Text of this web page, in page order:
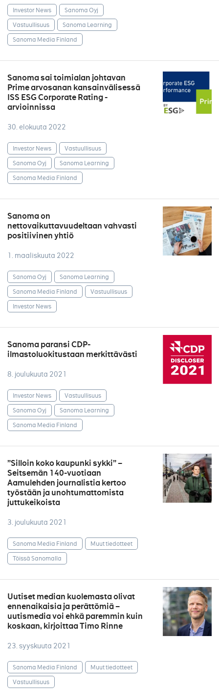
Investor News
Sanoma Oyj
Vastuullisuus
Sanoma Learning
Sanoma Media Finland
Sanoma sai toimialan johtavan
Prime arvosanan kansainvälisessä
ISS ESG Corporate Rating -
arvioinnissa
30. elokuuta 2022
Investor News
Vastuullisuus
Sanoma Oyj
Sanoma Learning
Sanoma Media Finland
Sanoma on
nettovaikuttavuudeltaan vahvasti
positiivinen yhtiö
1. maaliskuuta 2022
Sanoma Oyj
Sanoma Learning
Sanoma Media Finland
Vastuullisuus
Investor News
Sanoma paransi CDP-
ilmastoluokitustaan merkittävästi
8. joulukuuta 2021
Investor News
Vastuullisuus
Sanoma Oyj
Sanoma Learning
Sanoma Media Finland
”Silloin koko kaupunki sykki” –
Seitsemän 140-vuotiaan
Aamulehden journalistia kertoo
työstään ja unohtumattomista
juttukeikoista
3. joulukuuta 2021
Sanoma Media Finland
Muut tiedotteet
Töissä Sanomalla
Uutiset median kuolemasta olivat
ennenaikaisia ja perättömiä –
uutismedia voi ehkä paremmin kuin
koskaan, kirjoittaa Timo Rinne
23. syyskuuta 2021
Sanoma Media Finland
Muut tiedotteet
Vastuullisuus